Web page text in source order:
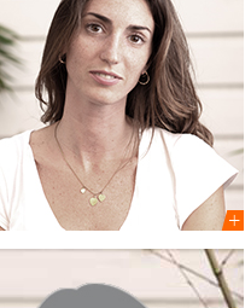
Clara Sobrón Bernal
Architecte HMONP
Chargée de projets